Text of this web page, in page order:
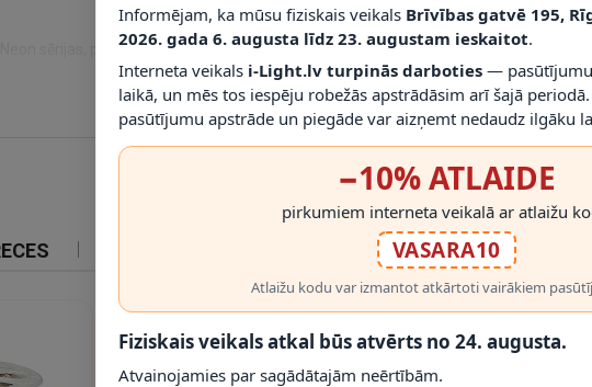
sērijas, platuma un pieslēguma veida; pilnai montāžai pārbaudiet, vai vajadzīgas
RĀDĪT VAIRĀK
Informējam, ka mūsu fiziskais veikals Brīvības gatvē 195,
2026. gada 6. augusta līdz 23. augustam ieskaitot.
Interneta veikals i-Light.lv turpinās darboties —
laikā, un mēs tos iespēju robežās apstrādāsim arī šajā
pasūtījumu apstrāde un piegāde var aizņemt nedaudz ilgāku
−10% ATLAIDE
pirkumiem interneta veikalā ar atlaižu
VASARA10
Atlaižu kodu var izmantot atkārtoti vairākiem
Fiziskais veikals atkal būs atvērts no 24. augusta.
Atvainojamies par sagādātajām neērtībām.